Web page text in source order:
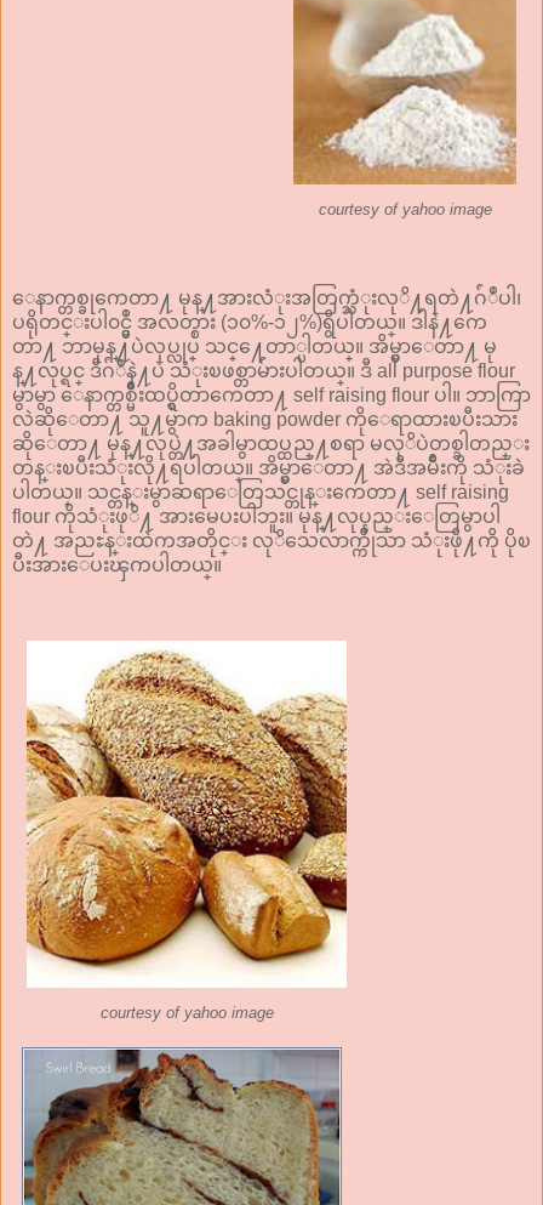
courtesy of yahoo image
ေနာက္တစ္ခုကေတာ႔ မုန္႔အားလံုးအတြက္သံုးလုိ႔ရတဲ႔ဂ်ံဳပါ၊
ပရိုတင္းပါ၀င္မွဳ အလတ္စား (၁၀%-၁၂%)ရွိပါတယ္။ ဒါနဲ႔ကေ
တာ႔ ဘာမုန္႔ပဲလုပ္လုပ္ သင္႔ေတာ္ပါတယ္။ အိမ္မွာေတာ႔ မု
န္႔လုပ္ရင္ ဒီဂ်ံဳနဲ႔ပဲ သံုးၿဖစ္တာမ်ားပါတယ္။ ဒီ all purpose flour
မွာမွာ ေနာက္တစ္မ်ိဳးထပ္ရွိတာကေတာ႔ self raising flour ပါ။ ဘာကြာ
လဲဆိုေတာ႔ သူ႔မွာက baking powder ကိုေရာထားၿပီးသား
ဆိုေတာ႔ မုန္႔လုပ္တဲ႔အခါမွာထပ္ထည္႔စရာ မလုိပဲတစ္ခါတည္း
တန္းၿပီးသံုးလို႔ရပါတယ္။ အိမ္မွာေတာ႔ အဲဒီအမ်ိဳးကို သံုးခဲ
ပါတယ္။ သင္တန္းမွာဆရာေတြသင္တုန္းကေတာ႔ self raising
flour ကိုသံုးဖုိ႔ အားမေပးပါဘူး။ မုန္႔လုပ္နည္းေတြမွာပါ
တဲ႔ အညႊန္းထဲကအတိုင္း လုိသေလာက္ကိုသာ သံုးဖို႔ကို ပိုၿ
ပီးအားေပးၾကပါတယ္။
courtesy of yahoo image